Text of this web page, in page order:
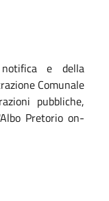
e della
Comunale
pubbliche,
Pretorio on-